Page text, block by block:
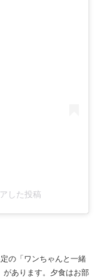
した投稿
の「ワンちゃんと一緒
があります。夕食はお部